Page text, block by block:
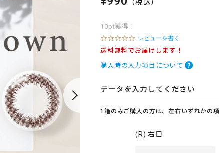
（税込）
10pt獲得！
0
.
0
s
r
r
a
t
n
g
レビューを書く
送料無料でお届けします！
購入時の入力項目について
データを入力してください
1箱のみご購入の方は、左右いずれかの
(R) 右目